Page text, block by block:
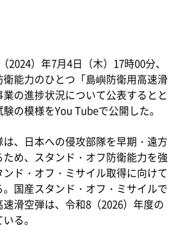
）年7月4日（木）17時00分、
衛能力のひとつ「島嶼防衛用高速滑
の進捗状況について公表するとと
の模様をYou Tubeで公開した。
、日本への侵攻部隊を早期・遠方
め、スタンド・オフ防衛能力を強
ド・オフ・ミサイル取得に向けて
国産スタンド・オフ・ミサイルで
滑空弾は、令和8（2026）年度の
る。